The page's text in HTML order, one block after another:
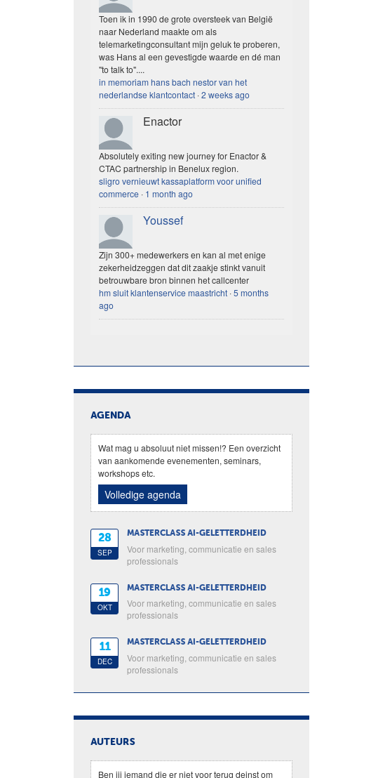
Toen ik in 1990 de grote oversteek van België
naar Nederland maakte om als
telemarketingconsultant mijn geluk te proberen,
was Hans al een gevestigde waarde en dé man
"to talk to"....
in memoriam hans bach nestor van het
nederlandse klantcontact ·2 weeks ago
Enactor
Absolutely exiting new journey for Enactor &
CTAC partnership in Benelux region.
sligro vernieuwt kassaplatform voor unified
commerce · 1 month ago
Youssef
Zijn 300+ medewerkers en kan al met enige
zekerheidzeggen dat dit zaakje stinkt vanuit
betrouwbare bron binnen het callcenter
hm sluit klantenservice maastricht ·5 months
ago
AGENDA
Wat mag u absoluut niet missen!? Een overzicht
van aankomende evenementen, seminars,
workshops etc.
Volledige agenda
28
SEP
MASTERCLASS AI-GELETTERDHEID
Voor marketing, communicatie en sales
professionals
19
OKT
MASTERCLASS AI-GELETTERDHEID
Voor marketing, communicatie en sales
professionals
11
DEC
MASTERCLASS AI-GELETTERDHEID
Voor marketing, communicatie en sales
professionals
AUTEURS
Ben jij iemand die er niet voor terug deinst om